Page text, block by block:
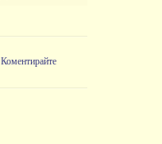
Коментирайте